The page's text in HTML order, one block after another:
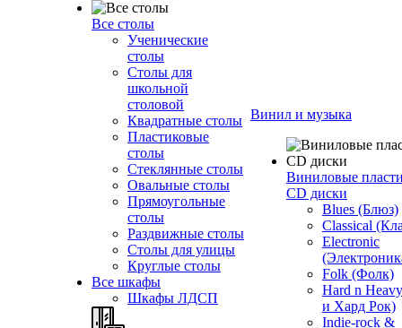
Все столы
Ученические
столы
Столы для
школьной
столовой
Квадратные столы
Пластиковые
столы
Стеклянные столы
Овальные столы
Прямоугольные
столы
Раздвижные столы
Столы для улицы
Круглые столы
Все шкафы
Шкафы ЛДСП
Винил и музыка
Виниловые
CD диски
Blues (Блюз)
Classical
Electronic
Folk (Фолк)
Hard n
и Хард Рок)
Indie-rock &